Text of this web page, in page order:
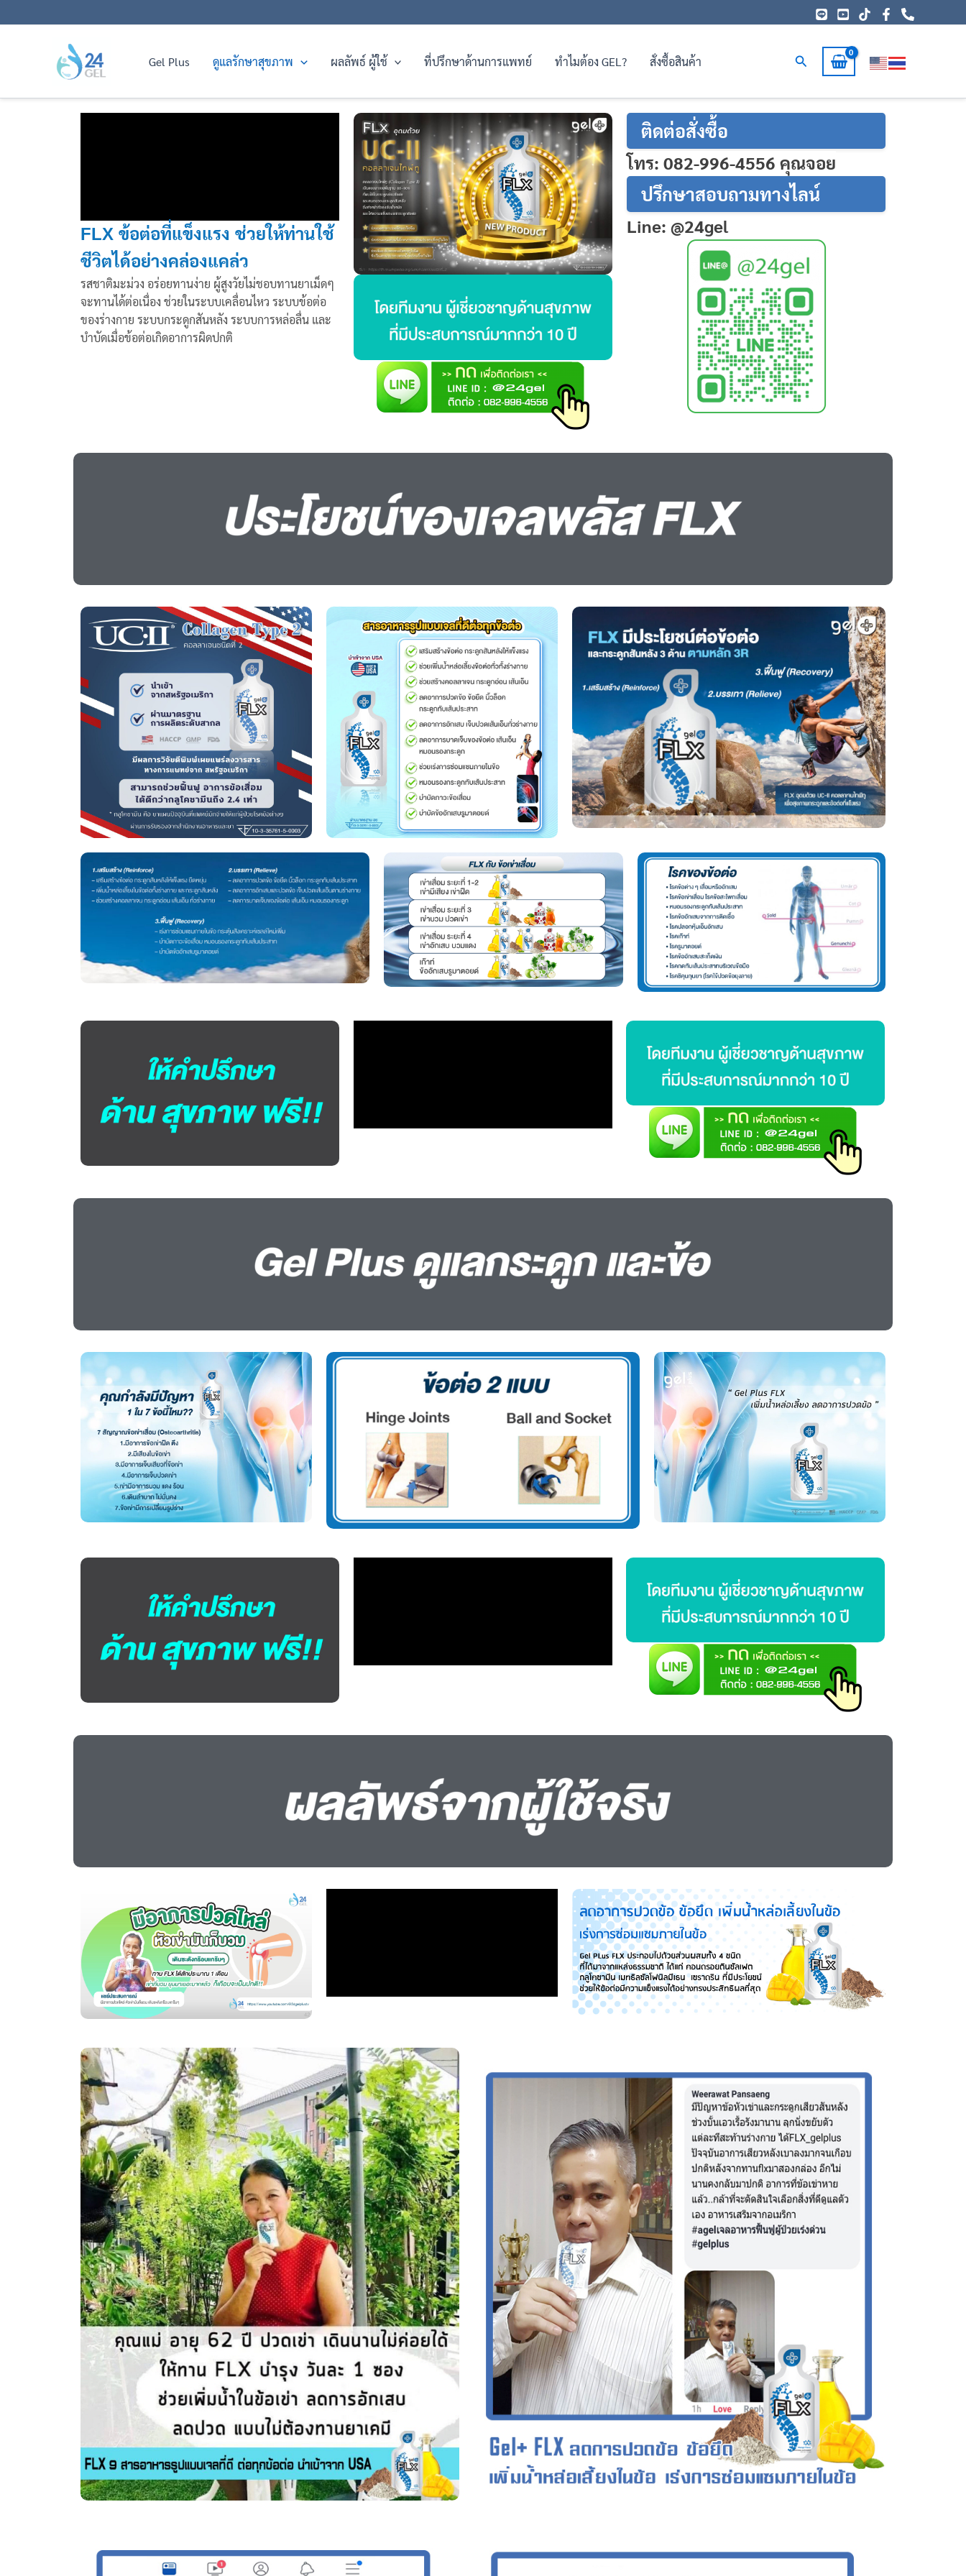
to
Gel Plus
ดูแลรักษาสุขภาพ ผลลัพธ์ ผู้ใช้ ที่ปรึกษาด้านการแพทย์ ทำไมต้อง GEL? สั่งซื้อสินค้า Search
FLX ข้อต่อที่แข็งแรง ช่วยให้ท่านใช้
ชีวิตได้อย่างคล่องแคล่ว
รสชาติมะม่วง อร่อยทานง่าย ผู้สูงวัยไม่ชอบทานยาเม็ดๆ
จะทานได้ต่อเนื่อง ช่วยในระบบเคลื่อนไหว ระบบข้อต่อ
ของร่างกาย ระบบกระดูกสันหลัง ระบบการหล่อลื่น และ
บำบัดเมื่อข้อต่อเกิดอาการผิดปกติ
ติดต่อสั่งซื้อ
โทร: 082-996-4556 คุณจอย
ปรึกษาสอบถามทางไลน์
Line: @24gel